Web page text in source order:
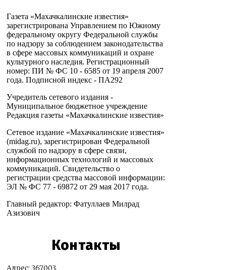
Газета «Махачкалинские известия»
зарегистрирована Управлением по Южному
федеральному округу Федеральной службы
по надзору за соблюдением законодательства
в сфере массовых коммуникаций и охране
культурного наследия. Регистрационный
номер: ПИ № ФС 10 - 6585 от 19 апреля 2007
года. Подписной индекс - ПА292
Учредитель сетевого издания -
Муниципальное бюджетное учреждение
Редакция газеты «Махачкалинские известия»
Сетевое издание «Махачкалинские известия»
(midag.ru), зарегистрирован Федеральной
службой по надзору в сфере связи,
информационных технологий и массовых
коммуникаций. Свидетельство о
регистрации средства массовой информации:
ЭЛ № ФС 77 - 69872 от 29 мая 2017 года.
Главный редактор: Фатуллаев Милрад
Азизович
Контакты
Адрес: 367003,